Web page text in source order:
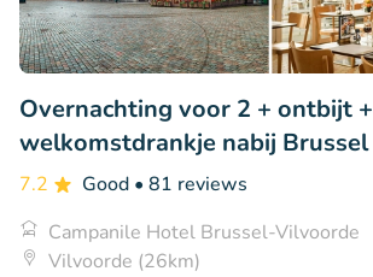
Overnachting voor 2 + ontbijt +
welkomstdrankje nabij Brussel
7.2 Good • 81 reviews
Campanile Hotel Brussel-Vilvoorde
Vilvoorde (26km)